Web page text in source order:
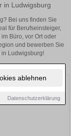
ablehnen
Datenschutzerklärung
in Ludwigsburg
Bei uns finden Sie
für Berufseinsteiger,
Büro, vor Ort oder
und bewerben Sie
in Ludwigsburg!